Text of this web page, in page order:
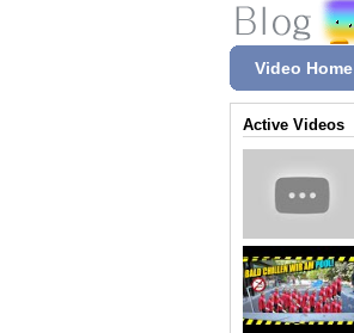
Video Home
Active Videos